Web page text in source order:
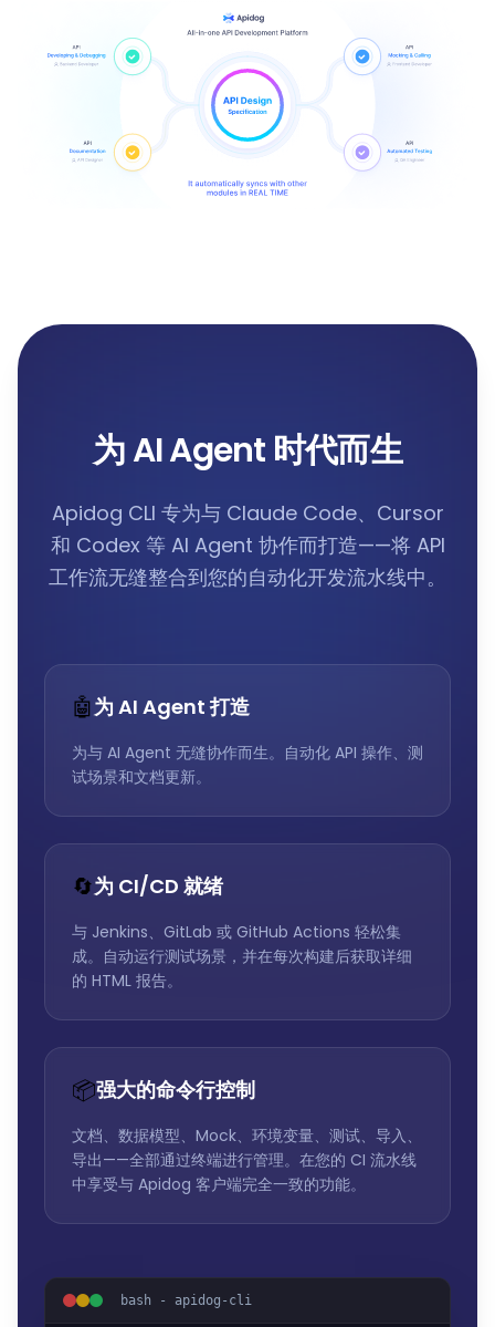
为 AI Agent 时代而生
Apidog CLI 专为与 Claude Code、Cursor
和 Codex 等 AI Agent 协作而打造——将 API
工作流无缝整合到您的自动化开发流水线中。
🤖为 AI Agent 打造
为与 AI Agent 无缝协作而生。自动化 API 操作、测
试场景和文档更新。
🔄为 CI/CD 就绪
与 Jenkins、GitLab 或 GitHub Actions 轻松集
成。自动运行测试场景，并在每次构建后获取详细
的 HTML 报告。
📦强大的命令行控制
文档、数据模型、Mock、环境变量、测试、导入、
导出——全部通过终端进行管理。在您的 CI 流水线
中享受与 Apidog 客户端完全一致的功能。
bash - apidog-cli